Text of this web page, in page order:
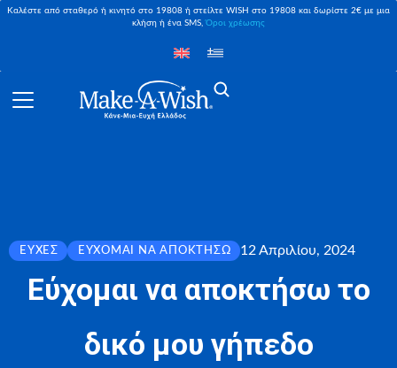
Καλέστε από σταθερό ή κινητό στο 19808 ή στείλτε WISH στο 19808 και δωρίστε 2€ με μια
κλήση ή ένα SMS,Όροι χρέωσης
ΕΥΧΈΣ ΕΎΧΟΜΑΙ ΝΑ ΑΠΟΚΤΉΣΩ 12 Απριλίου, 2024
Εύχομαι να αποκτήσω το
δικό μου γήπεδο